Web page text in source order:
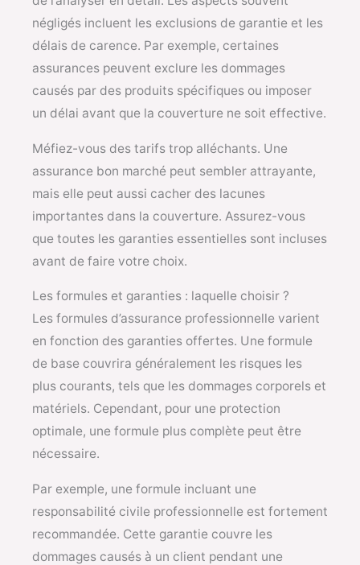
négligés incluent les exclusions de garantie et les
délais de carence. Par exemple, certaines
assurances peuvent exclure les dommages
causés par des produits spécifiques ou imposer
un délai avant que la couverture ne soit effective.
Méfiez-vous des tarifs trop alléchants. Une
assurance bon marché peut sembler attrayante,
mais elle peut aussi cacher des lacunes
importantes dans la couverture. Assurez-vous
que toutes les garanties essentielles sont incluses
avant de faire votre choix.
Les formules et garanties : laquelle choisir ?
Les formules d’assurance professionnelle varient
en fonction des garanties offertes. Une formule
de base couvrira généralement les risques les
plus courants, tels que les dommages corporels et
matériels. Cependant, pour une protection
optimale, une formule plus complète peut être
nécessaire.
Par exemple, une formule incluant une
responsabilité civile professionnelle est fortement
recommandée. Cette garantie couvre les
dommages causés à un client pendant une